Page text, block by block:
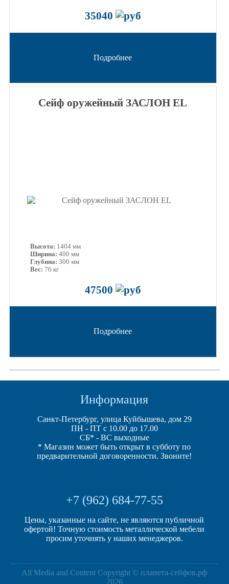
35040
Подробнее
Сейф оружейный ЗАСЛОН EL
Высота: 1404 мм
Ширина: 400 мм
Глубина: 300 мм
Вес: 76 кг
47500
Подробнее
Информация
Санкт-Петербург, улица Куйбышева, дом 29
ПН - ПТ с 10.00 до 17.00
СБ* - ВС выходные
* Магазин может быть открыт в субботу по
предварительной договоренности. Звоните!
+7 (962) 684-77-55
Цены, указанные на сайте, не являются публичной
офертой! Точную стоимость металлической мебели
просим уточнять у наших менеджеров.
All Media and Content Copyright © планета-сейфов.рф
2026